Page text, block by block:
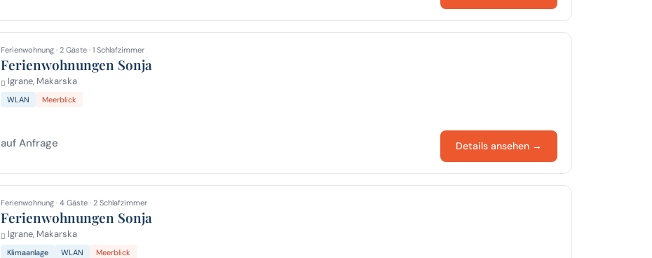
Ferienwohnung · 2 Gäste · 1 Schlafzimmer
Ferienwohnungen Sonja
Igrane, Makarska
WLAN Meerblick
auf Anfrage Details ansehen →
Ferienwohnung · 4 Gäste · 2 Schlafzimmer
Ferienwohnungen Sonja
Igrane, Makarska
Klimaanlage WLAN Meerblick